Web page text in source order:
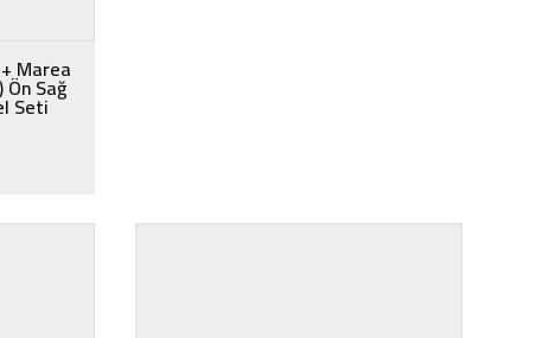
Marea
Sağ
Seti